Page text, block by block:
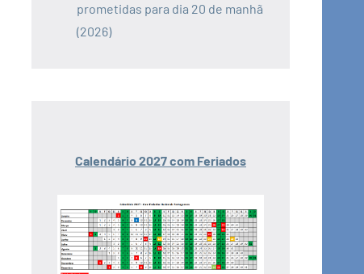
prometidas para dia 20 de manhã
(2026)
Calendário 2027 com Feriados